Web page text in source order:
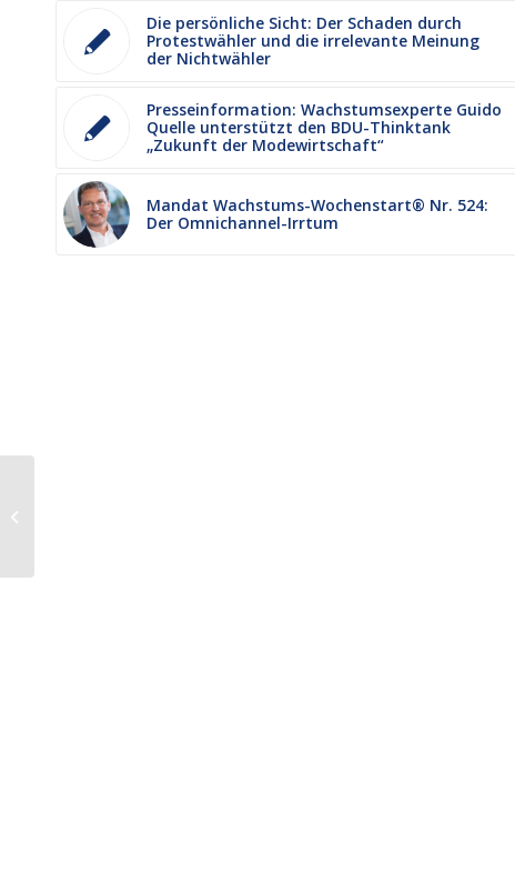
Die persönliche Sicht: Der Schaden durch
Protestwähler und die irrelevante Meinung
der Nichtwähler
Presseinformation: Wachstumsexperte Guido
Quelle unterstützt den BDU-Thinktank
„Zukunft der Modewirtschaft“
Mandat Wachstums-Wochenstart® Nr. 524:
Der Omnichannel-Irrtum